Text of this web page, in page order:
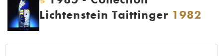
Lichtenstein Taittinger 1982